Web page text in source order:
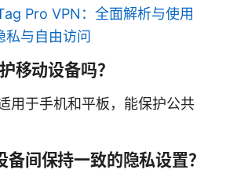
Pro VPN：全面解析与使用
私与自由访问
移动设备吗？
用于手机和平板，能保护公共
备间保持一致的隐私设置？